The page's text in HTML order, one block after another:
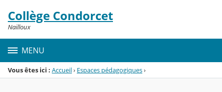
Menu de la rubrique
Contenu
Collège Condorcet
Nailloux
MENU
Vous êtes ici : Accueil› Espaces pédagogiques›